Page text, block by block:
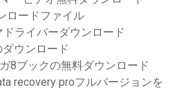
ロードファイル
ライバーダウンロード
ウンロード
8ブックの無料ダウンロード
recovery proフルバージョンを